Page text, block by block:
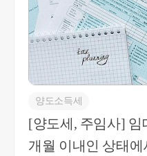
취득일 직전 12개월
다. 현재 조정지역이
기 때문에 별도세대나
동일합니다. 4. 세대분리는 말씀드린 실제 요건으로
판단하는 것이고, 동
될 수 없습니다. 주민
다 궁금한 사항이 있으
50 또는
양도소득세
[양도세, 주임사] 임
개월 이내인 상태